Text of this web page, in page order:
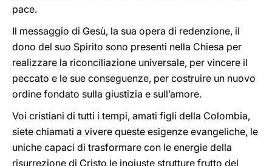
pace.
Il messaggio di Gesù, la sua opera di redenzione, il
dono del suo Spirito sono presenti nella Chiesa per
realizzare la riconciliazione universale, per vincere il
peccato e le sue conseguenze, per costruire un nuovo
ordine fondato sulla giustizia e sull’amore.
Voi cristiani di tutti i tempi, amati figli della Colombia,
siete chiamati a vivere queste esigenze evangeliche, le
uniche capaci di trasformare con le energie della
risurrezione di Cristo le ingiuste strutture frutto del